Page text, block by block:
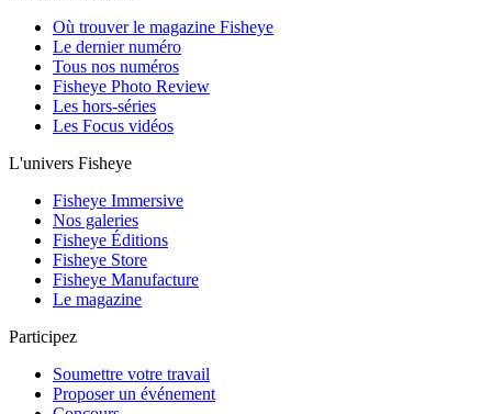
Où trouver le magazine Fisheye
Le dernier numéro
Tous nos numéros
Fisheye Photo Review
Les hors-séries
Les Focus vidéos
L'univers Fisheye
Fisheye Immersive
Nos galeries
Fisheye Éditions
Fisheye Store
Fisheye Manufacture
Le magazine
Participez
Soumettre votre travail
Proposer un événement